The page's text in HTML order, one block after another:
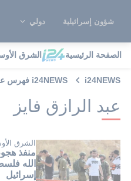
شؤون إسرائيلية دولي
الصفحة الرئيسية الشرق
i24NEWS i24NEWS فهرس علامات
عبد الرازق فايز
الشرق
منفذ
إسرائيل